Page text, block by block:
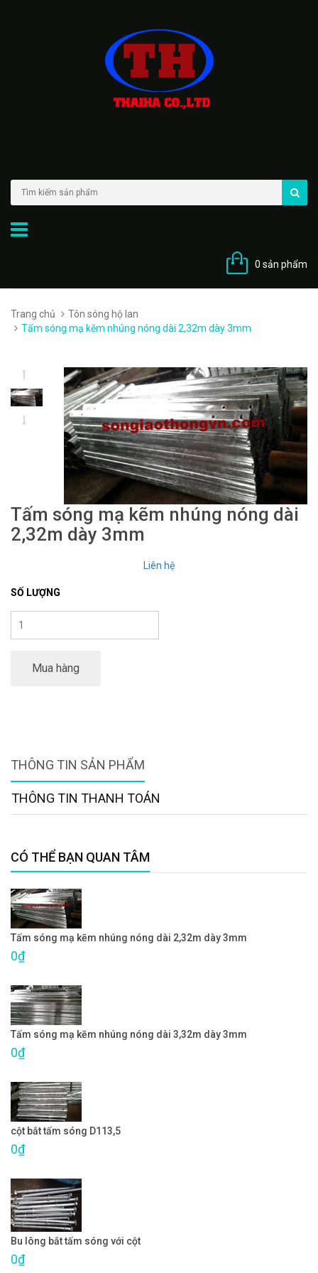
0 sản phẩm
Trang chủ
Tôn sóng hộ lan
Tấm sóng mạ kẽm nhúng nóng dài 2,32m dày 3mm
Tấm sóng mạ kẽm nhúng nóng dài
2,32m dày 3mm
Liên hệ
SỐ LƯỢNG
Mua hàng
THÔNG TIN SẢN PHẨM
THÔNG TIN THANH TOÁN
CÓ THỂ BẠN QUAN TÂM
Tấm sóng mạ kẽm nhúng nóng dài 2,32m dày 3mm
0₫
Tấm sóng mạ kẽm nhúng nóng dài 3,32m dày 3mm
0₫
cột bắt tấm sóng D113,5
0₫
Bu lông bắt tấm sóng với cột
0₫